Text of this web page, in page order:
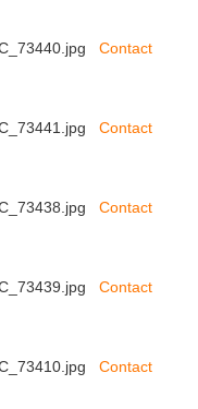
Contact
Contact
Contact
Contact
Contact